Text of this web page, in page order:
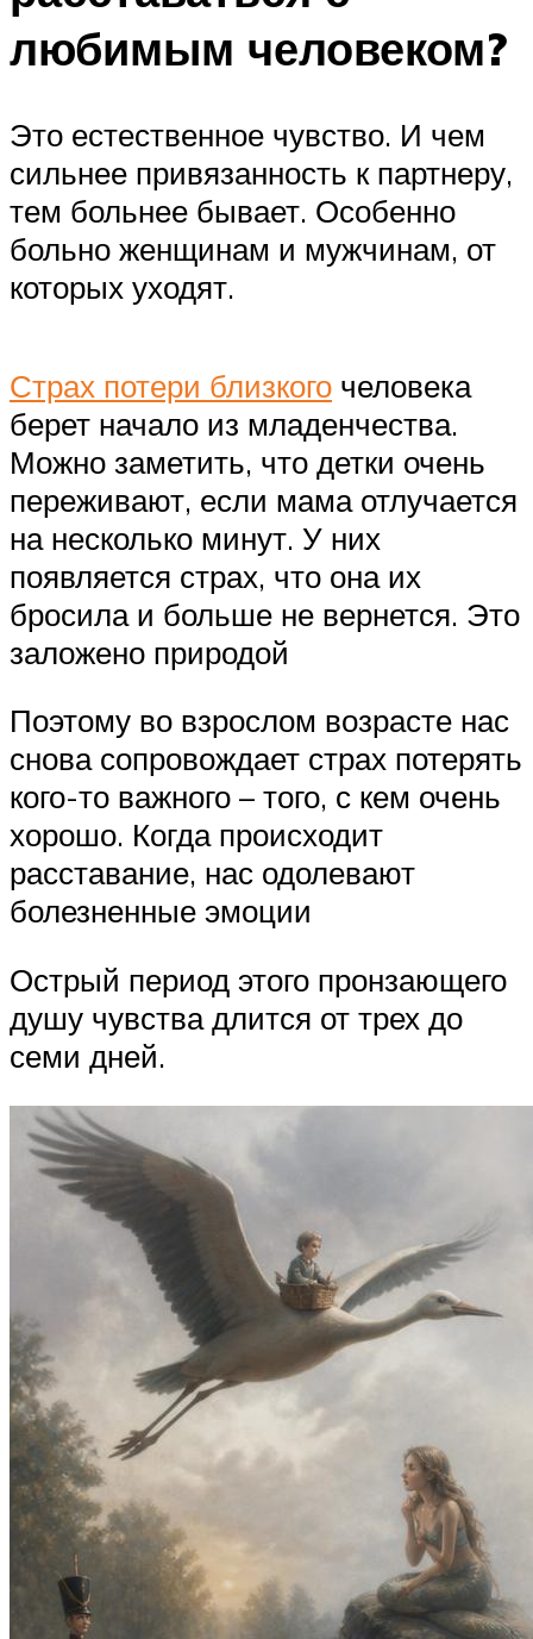
любимым человеком?
Это естественное чувство. И чем
сильнее привязанность к партнеру,
тем больнее бывает. Особенно
больно женщинам и мужчинам, от
которых уходят.
Страх потери близкого человека
берет начало из младенчества.
Можно заметить, что детки очень
переживают, если мама отлучается
на несколько минут. У них
появляется страх, что она их
бросила и больше не вернется. Это
заложено природой
Поэтому во взрослом возрасте нас
снова сопровождает страх потерять
кого-то важного – того, с кем очень
хорошо. Когда происходит
расставание, нас одолевают
болезненные эмоции
Острый период этого пронзающего
душу чувства длится от трех до
семи дней.